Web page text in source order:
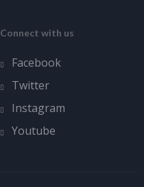
Connect with us
Facebook
Twitter
Instagram
Youtube